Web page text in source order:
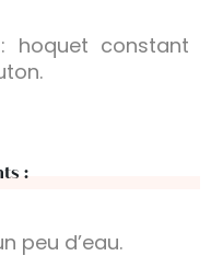
: hoquet constant
:
peu d’eau.